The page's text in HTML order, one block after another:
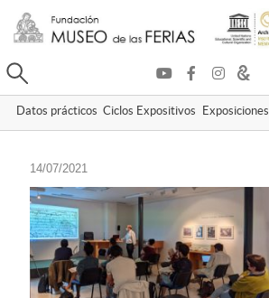
Buscar
Datos prácticos Ciclos Expositivos Exposiciones
14/07/2021